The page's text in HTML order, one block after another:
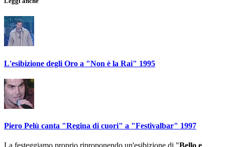
L'esibizione degli Oro a "Non è la Rai" 1995
Piero Pelù canta "Regina di cuori" a "Festivalbar" 1997